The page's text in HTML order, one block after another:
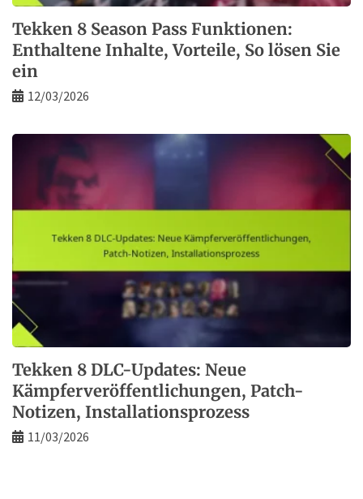
Tekken 8 Season Pass Funktionen:
Enthaltene Inhalte, Vorteile, So lösen Sie
ein
12/03/2026
Tekken 8 DLC-Updates: Neue
Kämpferveröffentlichungen, Patch-
Notizen, Installationsprozess
11/03/2026